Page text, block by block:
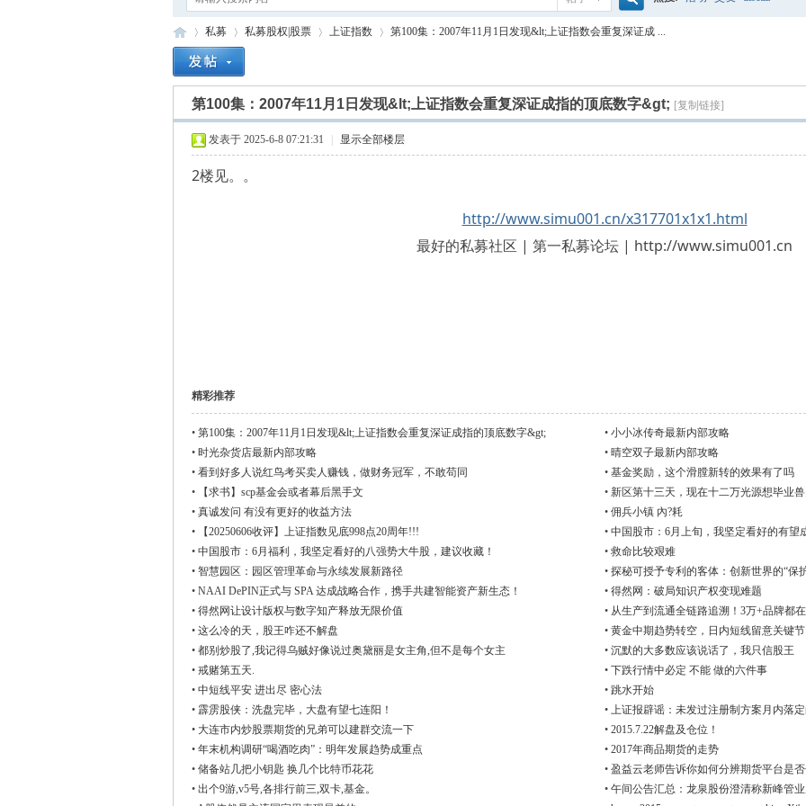
搜
索
»
私募
›
私募股权|股票
›
上证指数
›
第100集：2007年11月1日发现&lt;上证指数会重复深证成 ...
第100集：2007年11月1日发现&lt;上证指数会重复深证成指的顶底数字&gt; [复制链接]
发表于 2025-6-8 07:21:31 显示全部楼层
2楼见。。
http://www.simu001.cn/x317701x1x1.html
最好的私募社区 | 第一私募论坛 | http://www.simu001.cn
精彩推荐
• 第100集：2007年11月1日发现&lt;上证指数会重复深证成指的顶底数字&gt; • 小小冰传奇最新内部攻略
• 时光杂货店最新内部攻略 • 晴空双子最新内部攻略
• 看到好多人说红鸟考买卖人赚钱，做财务冠军，不敢苟同 • 基金奖励，这个滑膛新转的效果有了吗
•
【求书】scp基金会或者幕后黑手文 • 新区第十三天，现在十二万光源想毕业
• 真诚发问 有没有更好的收益方法 • 佣兵小镇 內?耗
•
【20250606收评】上证指数见底998点20周年!!! • 中国股市：6月上旬，我坚定看好的有望
• 中国股市：6月福利，我坚定看好的八强势大牛股，建议收藏！ • 救命比较艰难
• 智慧园区：园区管理革命与永续发展新路径 • 探秘可授予专利的客体：创新世界的“保
• NAAI DePIN正式与 SPA 达成战略合作，携手共建智能资产新生态！ • 得然网：破局知识产权变现难题
• 得然网让设计版权与数字知产释放无限价值 • 从生产到流通全链路追溯！3万+品牌都
• 这么冷的天，股王咋还不解盘 • 黄金中期趋势转空，日内短线留意关键
• 都别炒股了,我记得乌贼好像说过奥黛丽是女主角,但不是每个女主 • 沉默的大多数应该说话了，我只信股王
• 戒赌第五天. • 下跌行情中必定 不能 做的六件事
• 中短线平安 进出尽 密心法 • 跳水开始
• 霹雳股侠：洗盘完毕，大盘有望七连阳！ • 上证报辟谣：未发过注册制方案月内落
• 大连市内炒股票期货的兄弟可以建群交流一下 • 2015.7.22解盘及仓位！
• 年末机构调研“喝酒吃肉”：明年发展趋势成重点 • 2017年商品期货的走势
• 储备站几把小钥匙 换几个比特币花花 • 盈益云老师告诉你如何分辨期货平台是
• 出个9游,v5号,各排行前三,双卡,基金。 • 午间公告汇总：龙泉股份澄清称新峰管